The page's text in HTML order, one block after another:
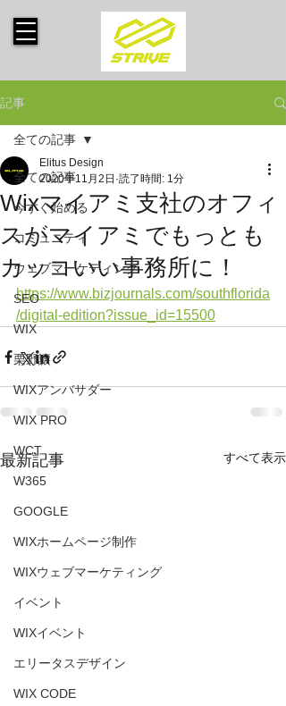
記事
全ての記事
今すぐ始める
コミュニティ
ウェブマーケティング
SEO
WIX
栗野譲
WIXアンバサダー
WIX PRO
WCT
W365
GOOGLE
WIXホームページ制作
WIXウェブマーケティング
イベント
WIXイベント
エリータスデザイン
WIX CODE
全ての記事
Wixマイアミ支社のオフィ
スがマイアミでもっとも
カッコいい事務所に！
Elitus Design
2020年11月2日 読了時間: 1分
https://www.bizjournals.com/southflorida
/digital-edition?issue_id=15500
最新記事 すべて表示